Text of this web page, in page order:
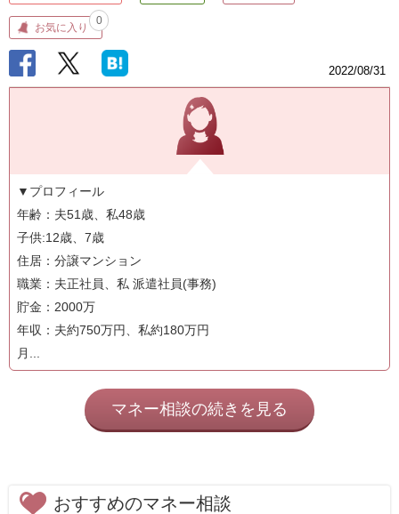
お気に入り
0
2022/08/31
▼プロフィール
年齢：夫51歳、私48歳
子供:12歳、7歳
住居：分譲マンション
職業：夫正社員、私 派遣社員(事務)
貯金：2000万
年収：夫約750万円、私約180万円
月...
マネー相談の続きを見る
おすすめのマネー相談